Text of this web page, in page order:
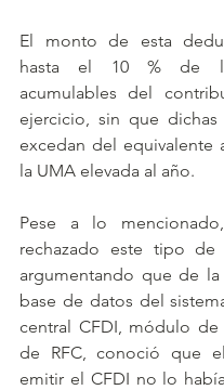
El monto de esta
hasta el 10 % de
acumulables del
ejercicio, sin que dichas
excedan del equivalente
la UMA elevada al año.
Pese a lo
rechazado este tipo de
argumentando que de
base de datos del
central CFDI, módulo de
de RFC, conoció que
emitir el CFDI no lo